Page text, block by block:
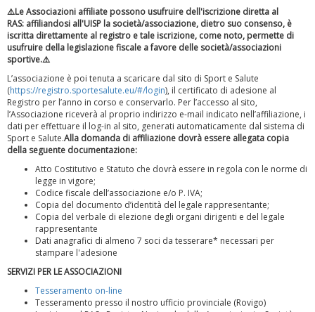
Tiziano Pesce a Radio InBlu2000 traccia il bilancio della stagione
Ddl Lobby, Uisp: “Il Parlamento valorizzi le nostre specificità"
⚠️Le Associazioni affiliate possono usufruire dell'iscrizione diretta al
RAS: affiliandosi all'UISP la società/associazione, dietro suo consenso, è
iscritta direttamente al registro e tale iscrizione, come noto, permette di
usufruire della legislazione fiscale a favore delle società/associazioni
sportive.⚠️
L’associazione è poi tenuta a scaricare dal sito di Sport e Salute
(https://registro.sportesalute.eu/#/login), il certificato di adesione al
Registro per l’anno in corso e conservarlo. Per l’accesso al sito,
l’Associazione riceverà al proprio indirizzo e-mail indicato nell’affiliazione, i
dati per effettuare il log-in al sito, generati automaticamente dal sistema di
Sport e Salute.Alla domanda di affiliazione dovrà essere allegata copia
della seguente documentazione:
Atto Costitutivo e Statuto che dovrà essere in regola con le norme di
legge in vigore;
Codice fiscale dell’associazione e/o P. IVA;
Copia del documento d’identità del legale rappresentante;
Copia del verbale di elezione degli organi dirigenti e del legale
rappresentante
Dati anagrafici di almeno 7 soci da tesserare* necessari per
stampare l'adesione
SERVIZI PER LE ASSOCIAZIONI
Tesseramento on-line
Tesseramento presso il nostro ufficio provinciale (Rovigo)